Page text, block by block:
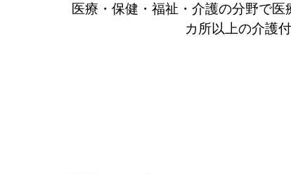
医療・保健・福祉・介護の分野で
カ所以上の介護